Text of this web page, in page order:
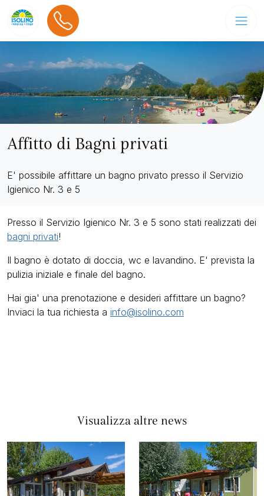
Affitto di Bagni privati
E' possibile affittare un bagno privato presso il Servizio
Igienico Nr. 3 e 5
Presso il Servizio Igienico Nr. 3 e 5 sono stati realizzati dei
bagni privati!
Il bagno è dotato di doccia, wc e lavandino. E' prevista la
pulizia iniziale e finale del bagno.
Hai gia' una prenotazione e desideri affittare un bagno?
Inviaci la tua richiesta a info@isolino.com
Visualizza altre news